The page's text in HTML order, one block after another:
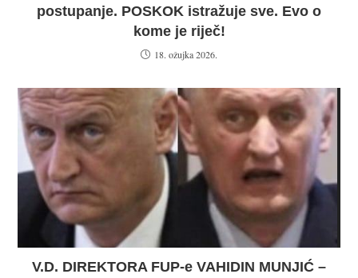
postupanje. POSKOK istražuje sve. Evo o
kome je riječ!
18. ožujka 2026.
V.D. DIREKTORA FUP-e VAHIDIN MUNJIĆ –